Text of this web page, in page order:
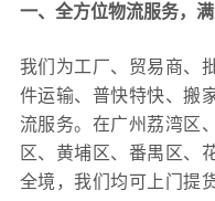
一、全方位物流服务，
我们为工厂、贸易商、
件运输、普快特快、搬
流服务。在广州荔湾区
区、黄埔区、番禺区、
全境，我们均可上门提